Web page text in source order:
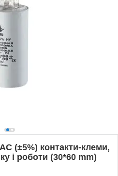
(±5%) контакти-клеми,
і роботи (30*60 mm)